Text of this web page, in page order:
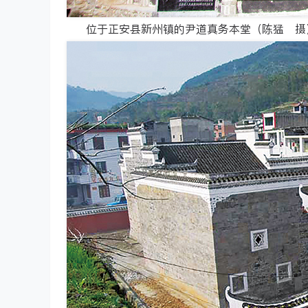
位于正安县新州镇的尹道真务本堂（陈猛